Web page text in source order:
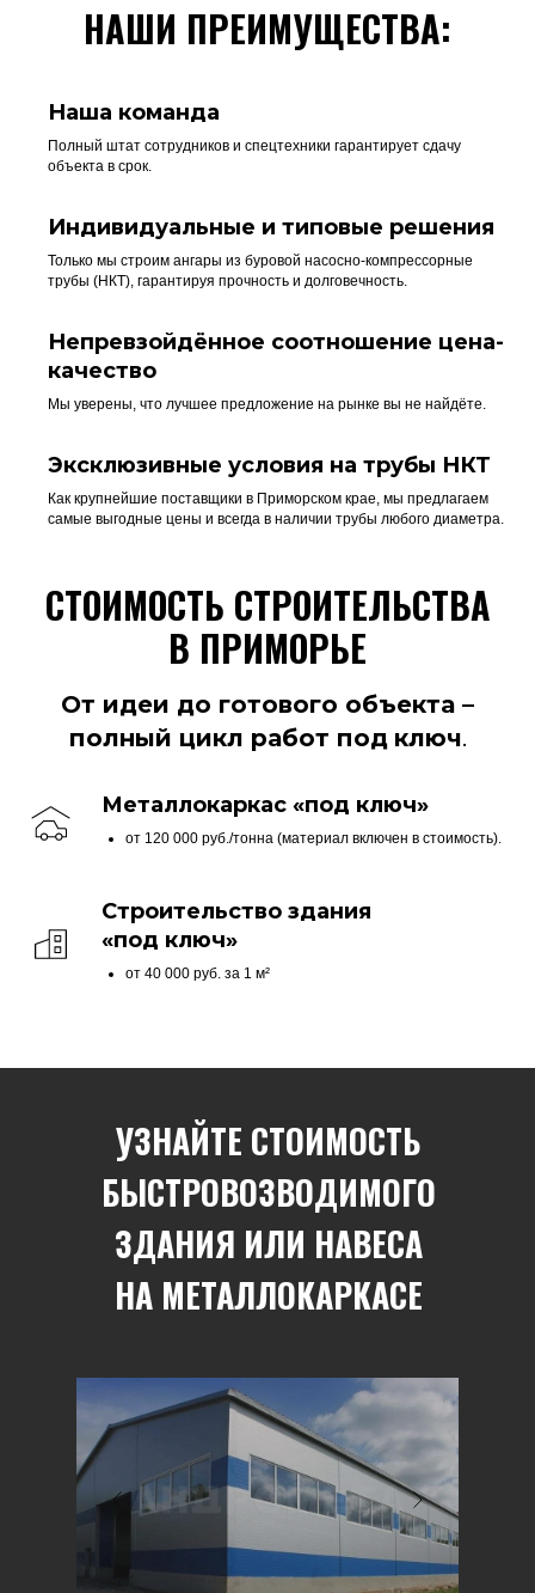
НАШИ ПРЕИМУЩЕСТВА:
Наша команда
Полный штат сотрудников и спецтехники гарантирует сдачу
объекта в срок.
Индивидуальные и типовые решения
Только мы строим ангары из буровой насосно-компрессорные
трубы (НКТ), гарантируя прочность и долговечность.
Непревзойдённое соотношение цена-
качество
Мы уверены, что лучшее предложение на рынке вы не найдёте.
Эксклюзивные условия на трубы НКТ
Как крупнейшие поставщики в Приморском крае, мы предлагаем
самые выгодные цены и всегда в наличии трубы любого диаметра.
СТОИМОСТЬ СТРОИТЕЛЬСТВА
В ПРИМОРЬЕ
От идеи до готового объекта –
полный цикл работ под ключ.
Металлокаркас «под ключ»
от 120 000 руб./тонна (материал включен в стоимость).
Строительство здания
«под ключ»
от 40 000 руб. за 1 м²
УЗНАЙТЕ СТОИМОСТЬ
БЫСТРОВОЗВОДИМОГО
ЗДАНИЯ ИЛИ НАВЕСА
НА МЕТАЛЛОКАРКАСЕ